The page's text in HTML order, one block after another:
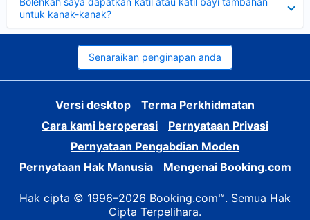
untuk kanak-kanak?
Senaraikan penginapan anda
Versi desktop
Terma Perkhidmatan
Cara kami beroperasi
Pernyataan Privasi
Pernyataan Pengabdian Moden
Pernyataan Hak Manusia
Mengenai Booking.com
Hak cipta © 1996–2026 Booking.com™. Semua Hak
Cipta Terpelihara.